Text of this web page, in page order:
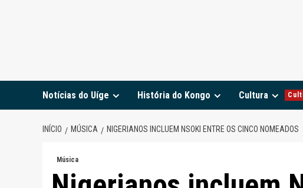
Notícias do Uíge História do Kongo Cultura
INÍCIO MÚSICA NIGERIANOS INCLUEM NSOKI ENTRE OS CINCO NOMEADOS
Música